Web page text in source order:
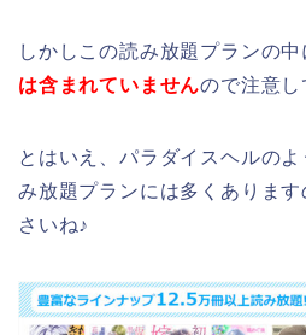
しかしこの読み放題プランの
は含まれていませんので注意し
とはいえ、パラダイスヘルの
み放題プランには多くありま
さいね♪